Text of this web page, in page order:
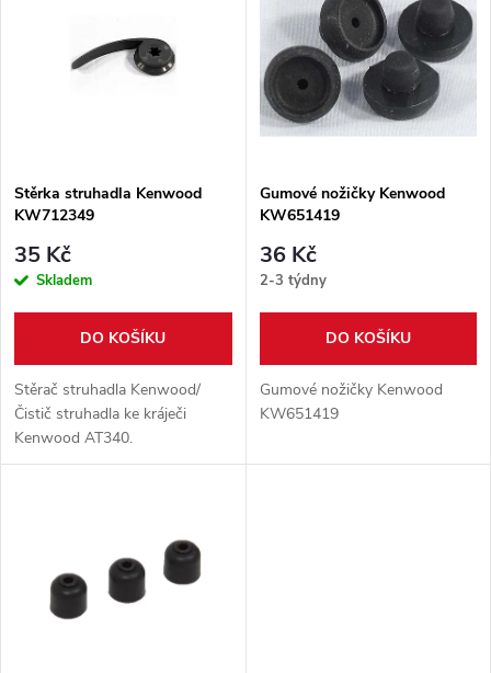
p
r
o
d
u
s
p
r
d
u
Stěrka struhadla Kenwood
KW712349
35 Kč
Skladem
DO KOŠÍKU
Stěrač struhadla Kenwood/
Čistič struhadla ke kráječi
Kenwood AT340.
Gumové nožičky Kenwood
KW651419
36 Kč
2-3 týdny
DO KOŠÍKU
Gumové nožičky Kenwood
KW651419